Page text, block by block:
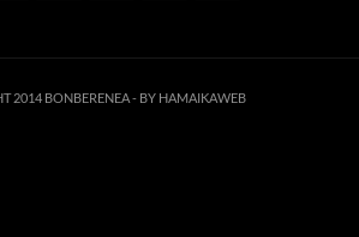
2014 BONBERENEA - BY HAMAIKAWEB